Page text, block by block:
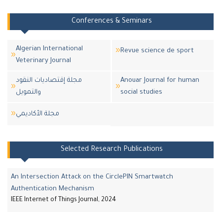
Conferences & Seminars
Algerian International
Veterinary Journal
Revue science de sport
مجلة إقتصاديات النقود
والتمويل
Anouar Journal for human
social studies
مجلة اﻷكاديمي
Selected Research Publications
An Intersection Attack on the CirclePIN Smartwatch
Authentication Mechanism
IEEE Internet of Things Journal, 2024